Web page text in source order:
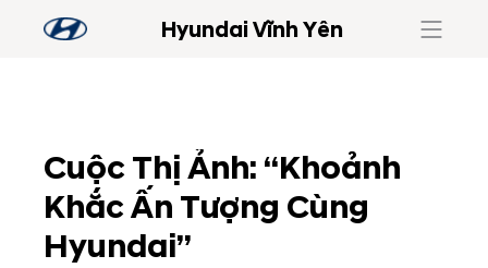
Hyundai Vĩnh Yên
Cuộc Thị Ảnh: “Khoảnh
Khắc Ấn Tượng Cùng
Hyundai”